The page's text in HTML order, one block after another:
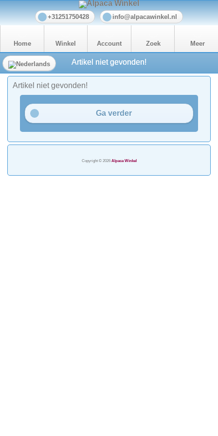
+31251750428 info@alpacawinkel.nl
Home Winkel Account Zoek Meer
Artikel niet gevonden!
Artikel niet gevonden!
Ga verder
Copyright © 2026 Alpaca Winkel